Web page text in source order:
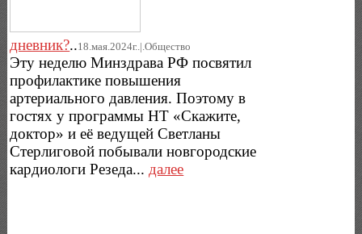
дневник?..18.мая.2024г..|.Общество
Эту неделю Минздрава РФ посвятил
профилактике повышения
артериального давления. Поэтому в
гостях у программы НТ «Скажите,
доктор» и её ведущей Светланы
Стерлиговой побывали новгородские
кардиологи Резеда... далее